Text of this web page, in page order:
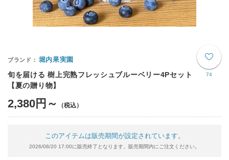
74
堀内果実園
旬を届ける 樹上完熟フレッシュブルーベリー4Pセット
【夏の贈り物】
2,380円～
このアイテムは販売期間が設定されています。
2026/08/20 17:00に販売終了となります。販売期間内にご注文ください。